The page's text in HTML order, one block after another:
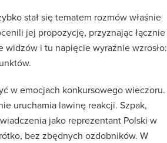
stał się tematem rozmów właśnie
jej propozycję, przyznając łącznie
widzów i tu napięcie wyraźnie wzrosło:
w emocjach konkursowego wieczoru.
uruchamia lawinę reakcji. Szpak,
jako reprezentant Polski w
bez zbędnych ozdobników. W